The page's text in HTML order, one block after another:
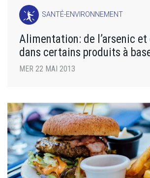
SANTÉ-ENVIRONNEMENT
Alimentation: de l’arsenic et
dans certains produits à
MER 22 MAI 2013